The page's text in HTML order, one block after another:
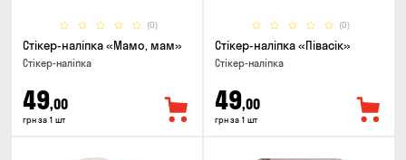
(0)
Стікер-наліпка «Мамо, мам»
Стікер-наліпка
49,00
грн за 1 шт
(0)
Стікер-наліпка «Півасік»
Стікер-наліпка
49,00
грн за 1 шт